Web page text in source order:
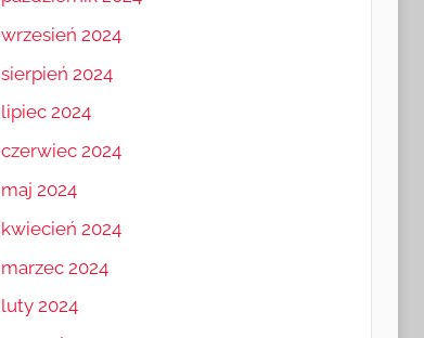
wrzesień 2024
sierpień 2024
lipiec 2024
czerwiec 2024
maj 2024
kwiecień 2024
marzec 2024
luty 2024